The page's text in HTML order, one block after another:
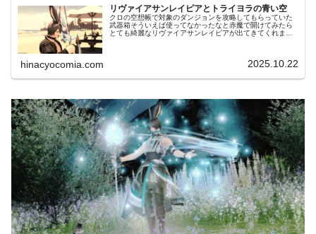
リヴァイアサンレイピアとトライヨラの青い空
クロの空想帳で対象のダンジョンを攻略してもらっていた
武器箱そういえば使ってなかったなと赤魔で開けてみたら
とても綺麗なリヴァイアサンレイピアが出てきてくれまし
hinacyocomia.com 2025.10.22